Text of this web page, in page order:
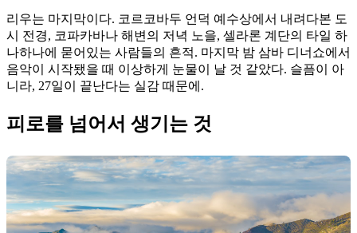
리우는 마지막이다. 코르코바두 언덕 예수상에서 내려다본 도
시 전경, 코파카바나 해변의 저녁 노을, 셀라론 계단의 타일 하
나하나에 묻어있는 사람들의 흔적. 마지막 밤 삼바 디너쇼에서
음악이 시작됐을 때 이상하게 눈물이 날 것 같았다. 슬픔이 아
니라, 27일이 끝난다는 실감 때문에.
피로를 넘어서 생기는 것